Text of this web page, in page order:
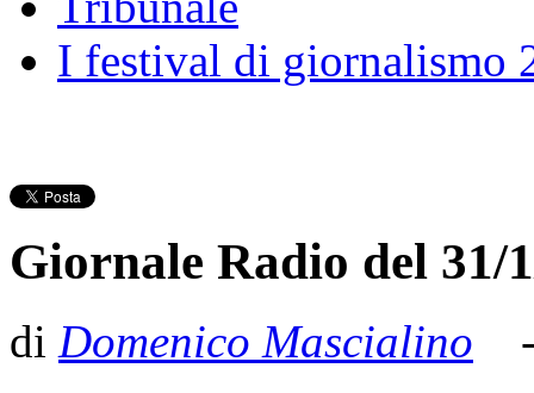
I festival di giornalismo
Giornale Radio del 31/
di Domenico Mascialino -